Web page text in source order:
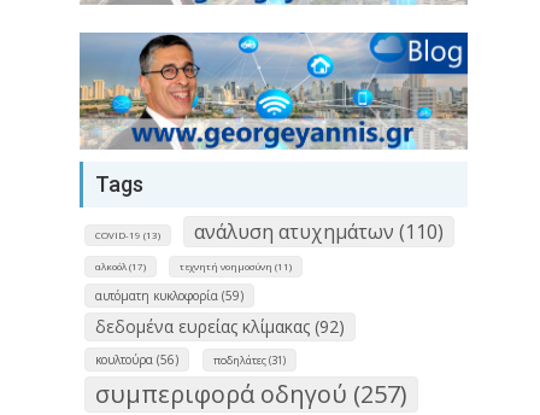
Tags
COVID-19 (13) ανάλυση ατυχημάτων (110)
αλκοόλ (17) τεχνητή νοημοσύνη (11)
αυτόματη κυκλοφορία (59)
δεδομένα ευρείας κλίμακας (92)
κουλτούρα (56) ποδηλάτες (31)
συμπεριφορά οδηγού (257)